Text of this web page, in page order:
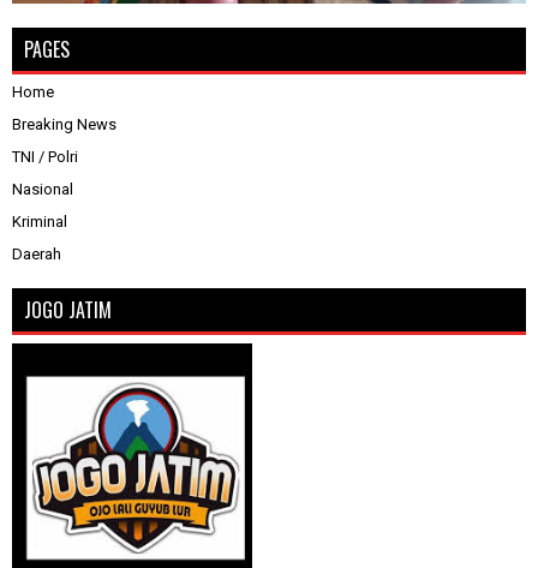
PAGES
Home
Breaking News
TNI / Polri
Nasional
Kriminal
Daerah
JOGO JATIM